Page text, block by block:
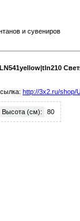
и сувениров
http://3x2.ru/shop/
Высота (см): 80